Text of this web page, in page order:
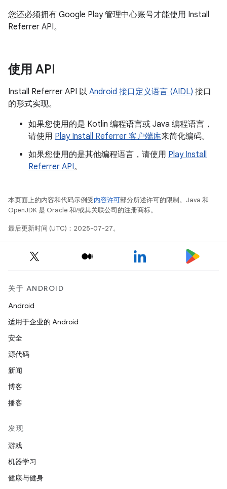
您还必须拥有 Google Play 管理中心账号才能使用 Install
Referrer API。
使用 API
Install Referrer API 以 Android 接口定义语言 (AIDL) 接口
的形式实现。
如果您使用的是 Kotlin 编程语言或 Java 编程语言，
请使用 Play Install Referrer 客户端库来简化编码。
如果您使用的是其他编程语言，请使用 Play Install
Referrer API。
本页面上的内容和代码示例受内容许可部分所述许可的限制。Java 和
OpenJDK 是 Oracle 和/或其关联公司的注册商标。
最后更新时间 (UTC)：2025-07-27。
关于 ANDROID
Android
适用于企业的 Android
安全
源代码
新闻
博客
播客
发现
游戏
机器学习
健康与健身